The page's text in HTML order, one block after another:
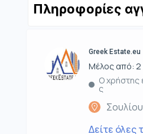
Πληροφορίες
Greek Estate.eu
Μέλος από: 2
Ο χρήστης
ς
Δείτε όλες